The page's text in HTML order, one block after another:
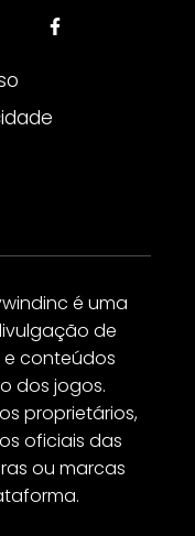
é uma
de
e conteúdos
dos jogos.
proprietários,
oficiais das
ou marcas